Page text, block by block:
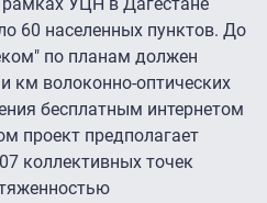
УЦН в Дагестане
60 населенных пунктов. До
по планам должен
км волоконно-оптических
бесплатным интернетом
проект предполагает
коллективных точек